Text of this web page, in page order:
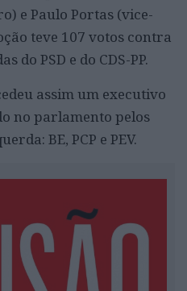
e Paulo Portas (vice-
teve 107 votos contra
do PSD e do CDS-PP.
assim um executivo
no parlamento pelos
BE, PCP e PEV.